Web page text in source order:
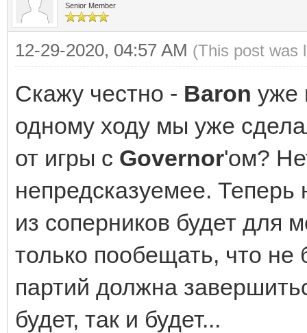
Senior Member
12-29-2020, 04:57 AM (This post was
Скажу честно - Baron уже
одному ходу мы уже
от игры с Governor'ом?
непредсказуемее. Теперь
из соперников будет для
только пообещать, что не
партий должна
будет, так и будет...